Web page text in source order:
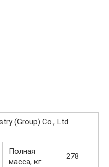
(Group) Co., Ltd.
Полная
масса, кг:
278